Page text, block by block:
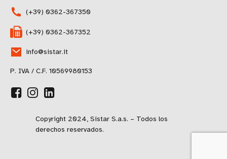
(+39) 0362-367350
(+39) 0362-367352
info@sistar.it
P. IVA / C.F. 10569980153
Copyright 2024, Sistar S.a.s. – Todos los
derechos reservados.